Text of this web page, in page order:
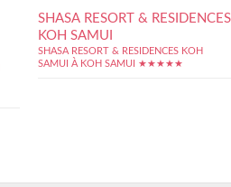
SHASA RESORT & RESIDENCES
KOH SAMUI
SHASA RESORT & RESIDENCES KOH
SAMUI À KOH SAMUI ★★★★★